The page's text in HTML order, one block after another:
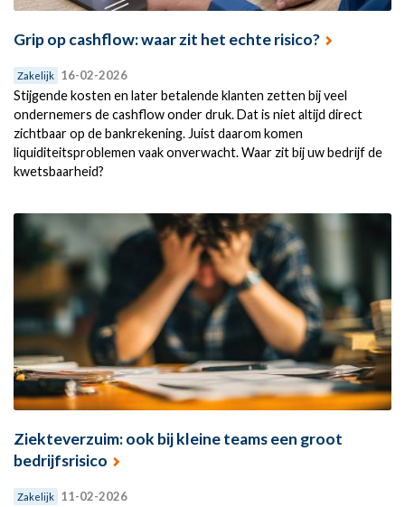
Grip op cashflow: waar zit het echte risico?
Zakelijk 16-02-2026
Stijgende kosten en later betalende klanten zetten bij veel
ondernemers de cashflow onder druk. Dat is niet altijd direct
zichtbaar op de bankrekening. Juist daarom komen
liquiditeitsproblemen vaak onverwacht. Waar zit bij uw bedrijf de
kwetsbaarheid?
Ziekteverzuim: ook bij kleine teams een groot
bedrijfsrisico
Zakelijk 11-02-2026